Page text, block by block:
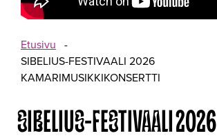
Etusivu -
SIBELIUS-FESTIVAALI 2026
KAMARIMUSIKKIKONSERTTI
SIBELIUS-FESTIVAALI 2026